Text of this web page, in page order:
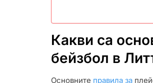
Какви са
бейзбол в
Основните правила за